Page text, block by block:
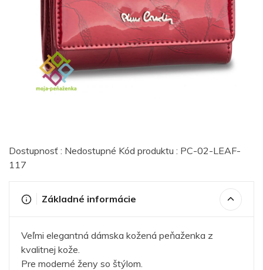
Dostupnosť : Nedostupné Kód produktu : PC-02-LEAF-
117
Základné informácie
Veľmi elegantná dámska kožená peňaženka z
kvalitnej kože.
Pre moderné ženy so štýlom.